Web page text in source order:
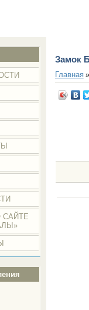
Замок
Главная»